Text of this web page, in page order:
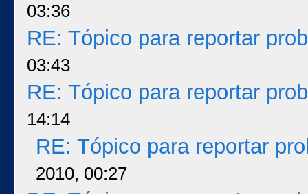
03:36
RE: Tópico para reportar
03:43
RE: Tópico para reportar
14:14
RE: Tópico para reportar
2010, 00:27